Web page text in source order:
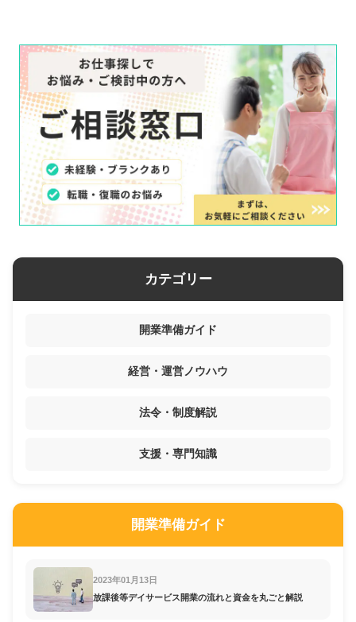
カテゴリー
開業準備ガイド
経営・運営ノウハウ
法令・制度解説
支援・専門知識
開業準備ガイド
2023年01月13日
放課後等デイサービス開業の流れと資金を丸ごと解説